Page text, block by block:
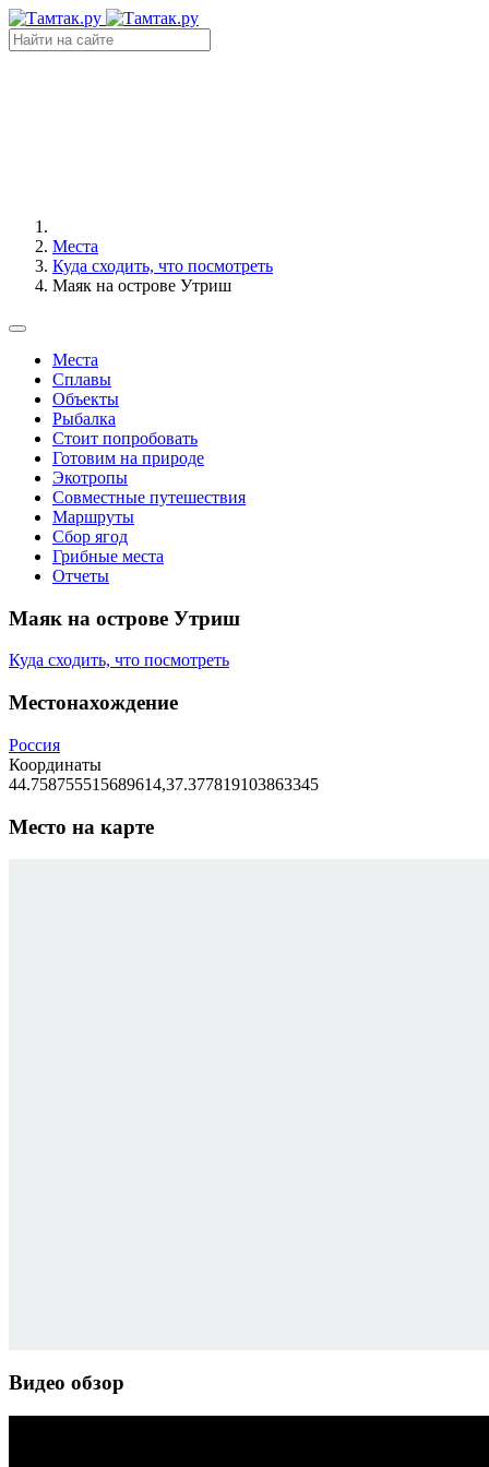
Места
Куда сходить, что посмотреть
Маяк на острове Утриш
Места
Сплавы
Объекты
Рыбалка
Стоит попробовать
Готовим на природе
Экотропы
Совместные путешествия
Маршруты
Сбор ягод
Грибные места
Отчеты
Маяк на острове Утриш
Куда сходить, что посмотреть
Местонахождение
Россия
Координаты
44.758755515689614,37.377819103863345
Место на карте
Видео обзор